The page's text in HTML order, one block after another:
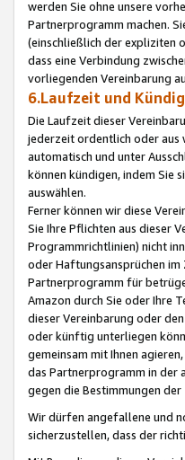
werden Sie ohne unsere
Partnerprogramm machen.
(einschließlich der expliziten
dass eine Verbindung
vorliegenden Vereinbarung
6.Laufzeit und
Die Laufzeit dieser
jederzeit ordentlich oder aus
automatisch und unter
können kündigen, indem Sie
auswählen.
Ferner können wir diese
Sie Ihre Pflichten aus dieser
Programmrichtlinien) nicht
oder Haftungsansprüchen im
Partnerprogramm für
Amazon durch Sie oder Ihre
dieser Vereinbarung oder
oder künftig unterliegen
gemeinsam mit Ihnen
das Partnerprogramm in der
gegen die Bestimmungen
Wir dürfen angefallene und
sicherzustellen, dass der